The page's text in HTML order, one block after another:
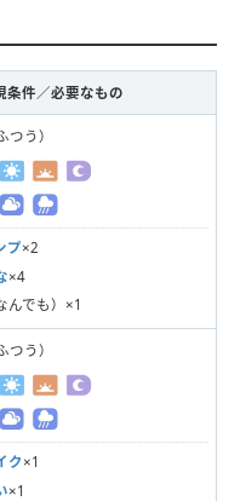
条件／必要なもの
う）
プ×2
×4
んでも）×1
う）
ク×1
×1